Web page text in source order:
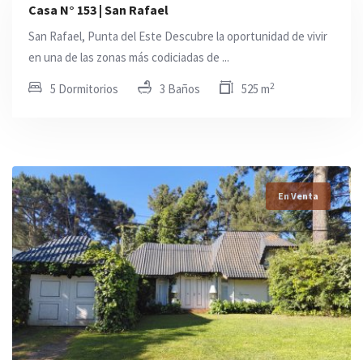
Casa N° 153 | San Rafael
San Rafael, Punta del Este Descubre la oportunidad de vivir
en una de las zonas más codiciadas de ...
5 Dormitorios 3 Baños 525 m2
En Venta